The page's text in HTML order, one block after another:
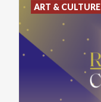
ART & CULTURE